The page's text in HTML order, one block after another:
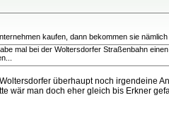
kaufen, dann bekommen sie
mal bei der Woltersdorfer Straßenbahn
überhaupt noch irgendeine
wär man doch eher gleich bis Erkner